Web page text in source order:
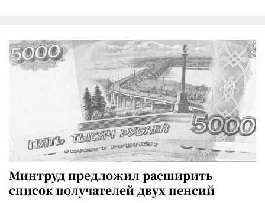
Минтруд предложил расширить
список получателей двух пенсий